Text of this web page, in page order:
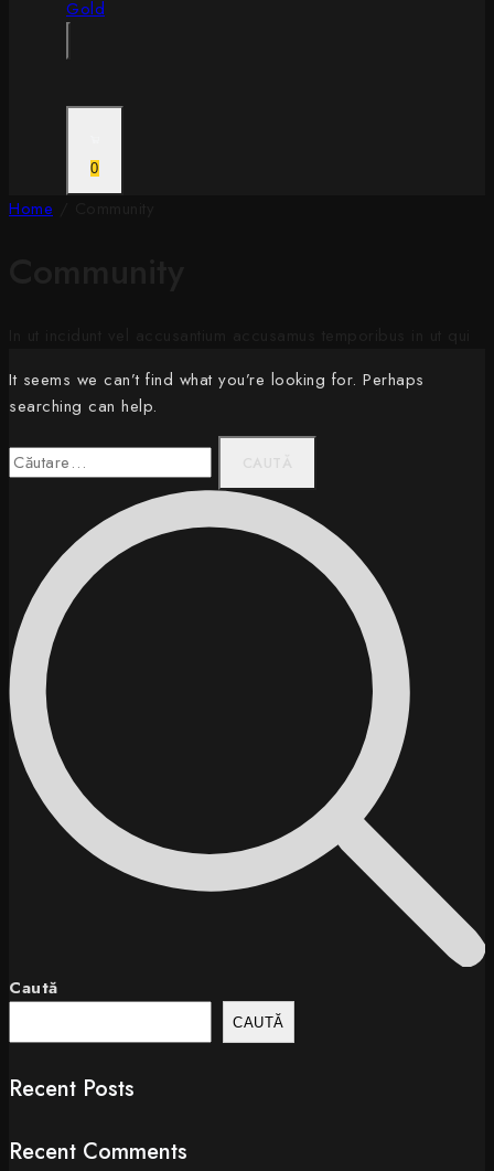
0
Home
It seems we can’t find what you’re looking for. Perhaps
searching can help.
Caută
după:
Caută
CAUTĂ
Recent Posts
Recent Comments